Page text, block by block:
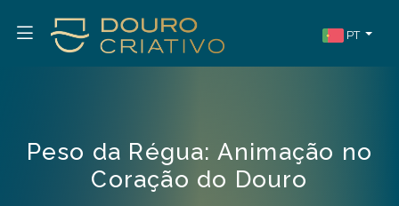
PT
Peso da Régua: Animação no
Coração do Douro